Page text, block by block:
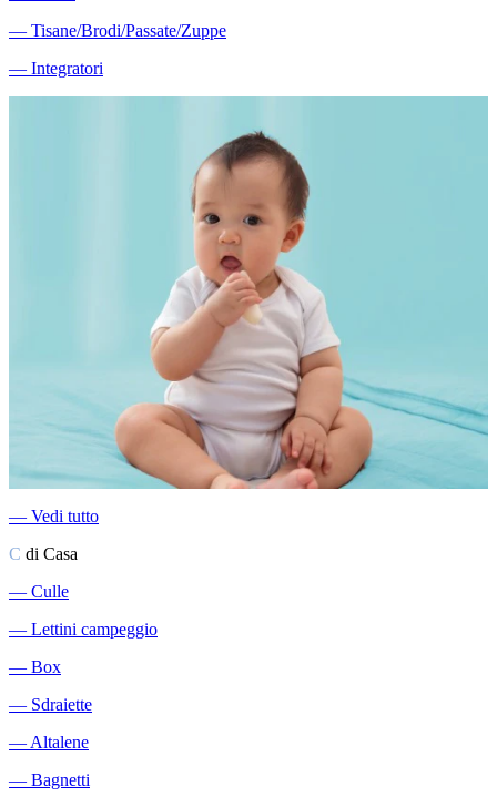
― Tisane/Brodi/Passate/Zuppe
― Integratori
― Vedi tutto
C di Casa
― Culle
― Lettini campeggio
― Box
― Sdraiette
―Altalene
― Bagnetti